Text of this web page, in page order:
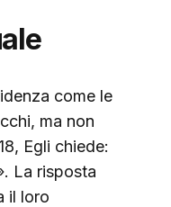
come le
ma non
Egli chiede:
La risposta
il loro